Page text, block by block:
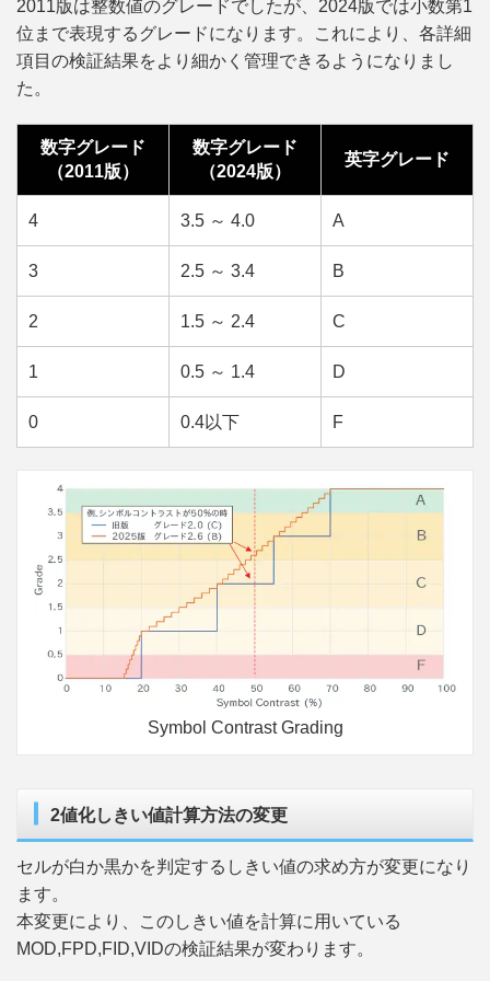
2011版は整数値のグレードでしたが、2024版では小数第1
位まで表現するグレードになります。これにより、各詳細
項目の検証結果をより細かく管理できるようになりまし
た。
数字グレード
（2011版）
数字グレード
（2024版）
英字グレード
4 3.5 ～ 4.0 A
3 2.5 ～ 3.4 B
2 1.5 ～ 2.4 C
1 0.5 ～ 1.4 D
0 0.4以下 F
Symbol Contrast Grading
2値化しきい値計算方法の変更
セルが白か黒かを判定するしきい値の求め方が変更になり
ます。
本変更により、このしきい値を計算に用いている
MOD,FPD,FID,VIDの検証結果が変わります。